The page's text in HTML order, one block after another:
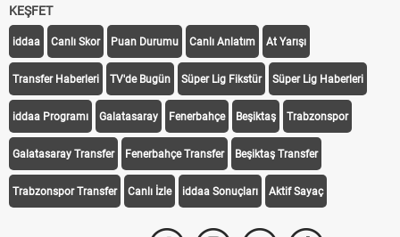
KEŞFET
iddaa Canlı Skor Puan Durumu Canlı Anlatım At Yarışı
Transfer Haberleri TV'de Bugün Süper Lig Fikstür Süper Lig Haberleri
iddaa Programı Galatasaray Fenerbahçe Beşiktaş Trabzonspor
Galatasaray Transfer Fenerbahçe Transfer Beşiktaş Transfer
Trabzonspor Transfer Canlı İzle iddaa Sonuçları Aktif Sayaç